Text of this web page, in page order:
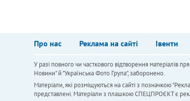
Про нас Реклама на сайті Івенти
У разі повного чи часткового відтворення матеріалів
Новини" й "Українська Фото Група", заборонено.
Матеріали, які розміщуються на сайті з позначкою
представлені. Матеріали з плашкою СПЕЦПРОЄКТ є